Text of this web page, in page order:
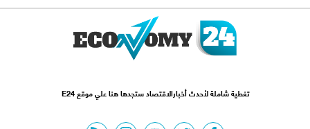
تغطية شاملة لأحدث أخبارالاقتصاد ستجدها هنا علي موقع E24